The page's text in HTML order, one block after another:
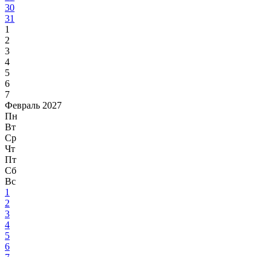
30
31
1
2
3
4
5
6
7
Февраль 2027
Пн
Вт
Ср
Чт
Пт
Сб
Вс
1
2
3
4
5
6